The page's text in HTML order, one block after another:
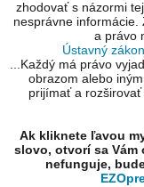
zhodovať s názormi
nesprávne
a právo
Ústavný
...Každý má právo
obrazom alebo
prijímať a
Ak kliknete ľavou
slovo, otvorí sa Vám
nefunguje,